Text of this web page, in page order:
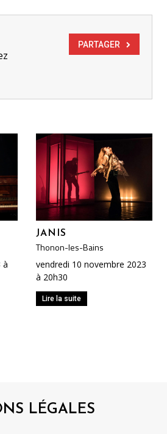
PARTAGER
à
JANIS
Thonon-les-Bains
vendredi 10 novembre 2023
à 20h30
Lire la suite
LÉGALES